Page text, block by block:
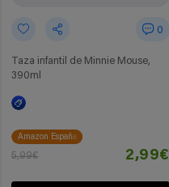
0
Taza infantil de Minnie Mouse,
390ml
Amazon España
5,99€ 2,99€